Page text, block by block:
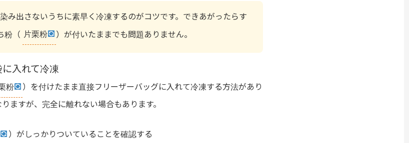
み出さないうちに素早く冷凍するのがコツです。できあがったらす
粉（ 片栗粉 ）が付いたままでも問題ありません。
入れて冷凍
粉
）を付けたまま直接フリーザーバッグに入れて冷凍する方法があり
ますが、完全に離れない場合もあります。
）がしっかりついていることを確認する